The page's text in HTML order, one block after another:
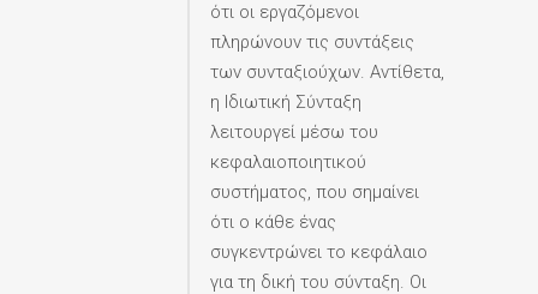
ότι οι εργαζόμενοι
πληρώνουν τις συντάξεις
των συνταξιούχων. Αντίθετα,
η Ιδιωτική Σύνταξη
λειτουργεί μέσω του
κεφαλαιοποιητικού
συστήματος, που σημαίνει
ότι ο κάθε ένας
συγκεντρώνει το κεφάλαιο
για τη δική του σύνταξη. Οι